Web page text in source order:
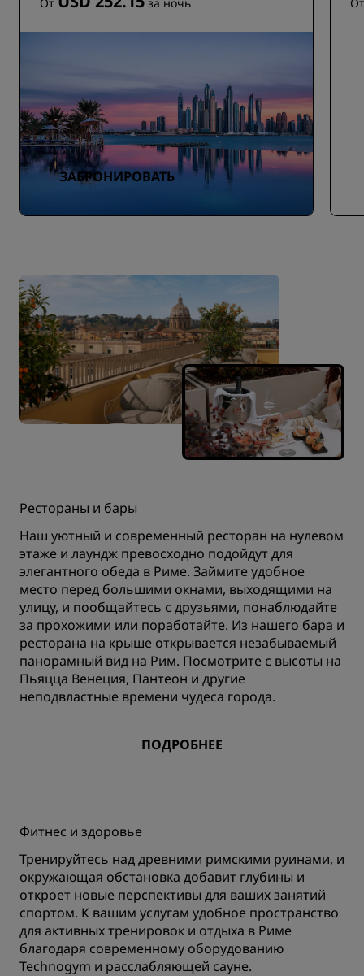
ЗАБРОНИРОВАТЬ
Рестораны и бары
Наш уютный и современный ресторан на нулевом
этаже и лаундж превосходно подойдут для
элегантного обеда в Риме. Займите удобное
место перед большими окнами, выходящими на
улицу, и пообщайтесь с друзьями, понаблюдайте
за прохожими или поработайте. Из нашего бара и
ресторана на крыше открывается незабываемый
панорамный вид на Рим. Посмотрите с высоты на
Пьяцца Венеция, Пантеон и другие
неподвластные времени чудеса города.
ПОДРОБНЕЕ
Фитнес и здоровье
Тренируйтесь над древними римскими руинами, и
окружающая обстановка добавит глубины и
откроет новые перспективы для ваших занятий
спортом. К вашим услугам удобное пространство
для активных тренировок и отдыха в Риме
благодаря современному оборудованию
Technogym и расслабляющей сауне.